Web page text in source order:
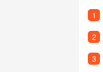
1
2
3